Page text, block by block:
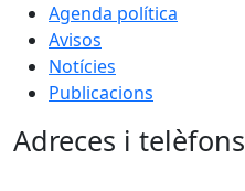
Agenda política
Avisos
Notícies
Publicacions
Adreces i telèfons